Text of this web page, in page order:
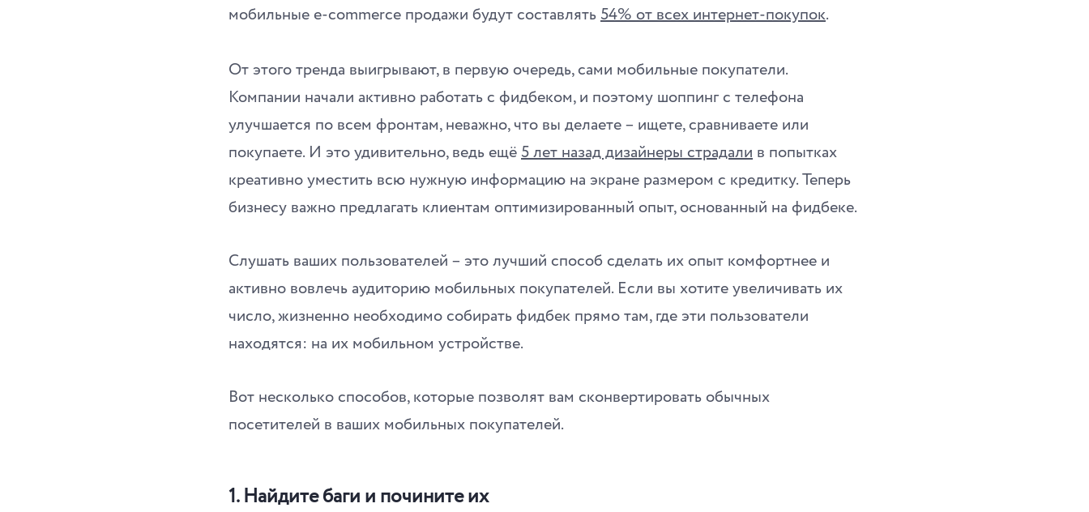
мобильные e-commerce продажи будут составлять54% от всех интернет-покупок.
От этого тренда выигрывают, в первую очередь, сами мобильные покупатели.
Компании начали активно работать с фидбеком, и поэтому шоппинг с телефона
улучшается по всем фронтам, неважно, что вы делаете – ищете, сравниваете или
покупаете. И это удивительно, ведь ещё5 лет назад дизайнеры страдали в попытках
креативно уместить всю нужную информацию на экране размером с кредитку. Теперь
бизнесу важно предлагать клиентам оптимизированный опыт, основанный на фидбеке.
Слушать ваших пользователей – это лучший способ сделать их опыт комфортнее и
активно вовлечь аудиторию мобильных покупателей. Если вы хотите увеличивать их
число, жизненно необходимо собирать фидбек прямо там, где эти пользователи
находятся: на их мобильном устройстве.
Вот несколько способов, которые позволят вам сконвертировать обычных
посетителей в ваших мобильных покупателей.
1.Найдите баги и почините их